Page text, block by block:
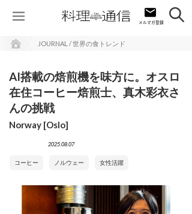
JOURNAL / 世界の食トレンド
AI搭載の焙煎機を味方に。オスロ
在住コーヒー焙煎士、真木彩衣さ
んの挑戦
Norway [Oslo]
2025.08.07
コーヒー ノルウェー 女性活躍